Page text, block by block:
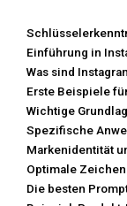
Einführung in
Was sind
Erste Beispiele
Wichtige
Spezifische
Markenidentität
Optimale
Die besten